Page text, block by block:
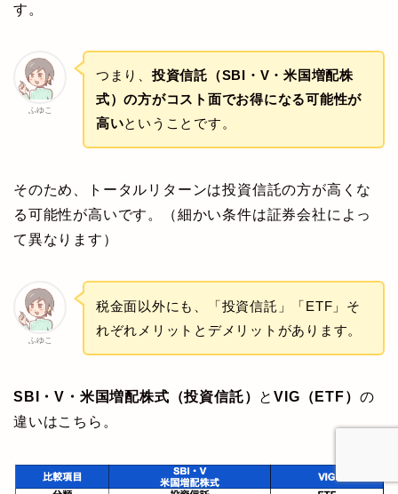
す。
ふゆこ
つまり、 投資信託（SBI・V・米国増配株
式）の方がコスト面でお得になる可能性が
高いということです。
そのため、トータルリターンは投資信託の方が高くな
る可能性が高いです。（細かい条件は証券会社によっ
て異なります）
ふゆこ
税金面以外にも、「投資信託」「ETF」そ
れぞれメリットとデメリットがあります。
SBI・V・米国増配株式（投資信託） とVIG（ETF） の
違いはこちら。